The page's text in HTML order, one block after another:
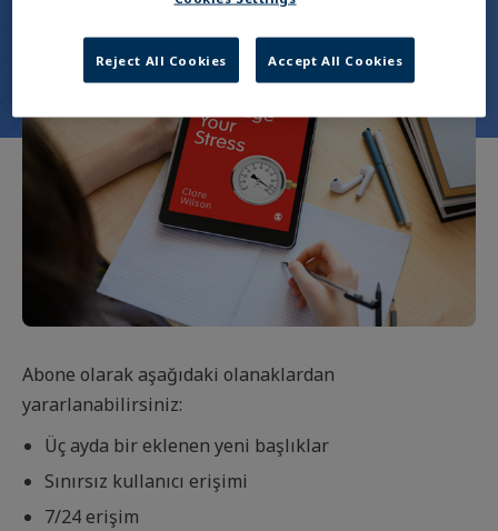
Abone olarak aşağıdaki olanaklardan
yararlanabilirsiniz:
Üç ayda bir eklenen yeni başlıklar
Sınırsız kullanıcı erişimi
7/24 erişim
Reject All Cookies Accept All Cookies